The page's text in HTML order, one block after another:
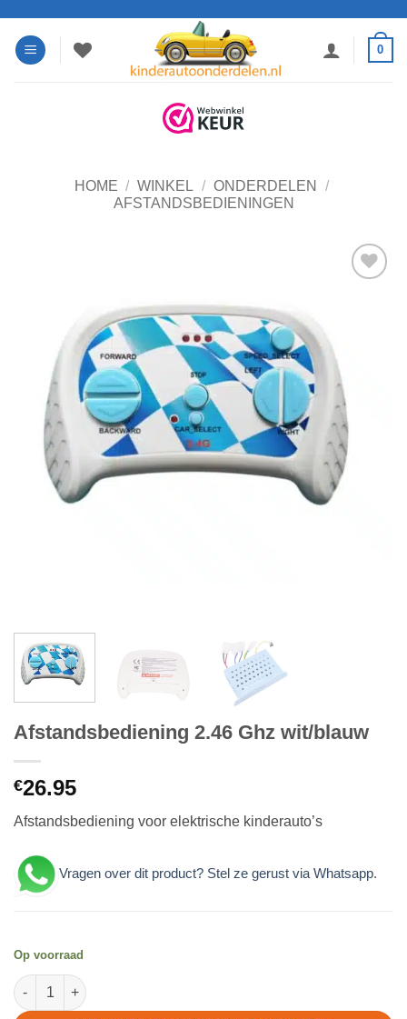
naar
inhoud
0
HOME / WINKEL / ONDERDELEN
/
AFSTANDSBEDIENINGEN
Afstandsbediening 2.46 Ghz wit/blauw
€26.95
Afstandsbediening voor elektrische kinderauto’s
Vragen over dit product? Stel ze gerust via Whatsapp.
Op voorraad
Afstandsbediening 2.46 Ghz wit/blauw aantal